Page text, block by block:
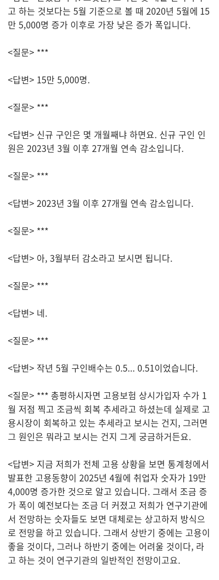
고 하는 것보다는 5월 기준으로 볼 때 2020년 5월에 15
만 5,000명 증가 이후로 가장 낮은 증가 폭입니다.
<질문> ***
<답변> 15만 5,000명.
<질문> ***
<답변> 신규 구인은 몇 개월째냐 하면요. 신규 구인 인
원은 2023년 3월 이후 27개월 연속 감소입니다.
<질문> ***
<답변> 2023년 3월 이후 27개월 연속 감소입니다.
<질문> ***
<답변> 아, 3월부터 감소라고 보시면 됩니다.
<질문> ***
<답변> 네.
<질문> ***
<답변> 작년 5월 구인배수는 0.5... 0.51이었습니다.
<질문> *** 총평하시자면 고용보험 상시가입자 수가 1
월 저점 찍고 조금씩 회복 추세라고 하셨는데 실제로 고
용시장이 회복하고 있는 추세라고 보시는 건지, 그러면
그 원인은 뭐라고 보시는 건지 그게 궁금하거든요.
<답변> 지금 저희가 전체 고용 상황을 보면 통계청에서
발표한 고용동향이 2025년 4월에 취업자 숫자가 19만
4,000명 증가한 것으로 알고 있습니다. 그래서 조금 증
가 폭이 예전보다는 조금 더 커졌고 저희가 연구기관에
서 전망하는 숫자들도 보면 대체로는 상고하저 방식으
로 전망을 하고 있습니다. 그래서 상반기 중에는 고용이
좋을 것이다, 그러나 하반기 중에는 어려울 것이다, 라
고 하는 것이 연구기관의 일반적인 전망이고요.